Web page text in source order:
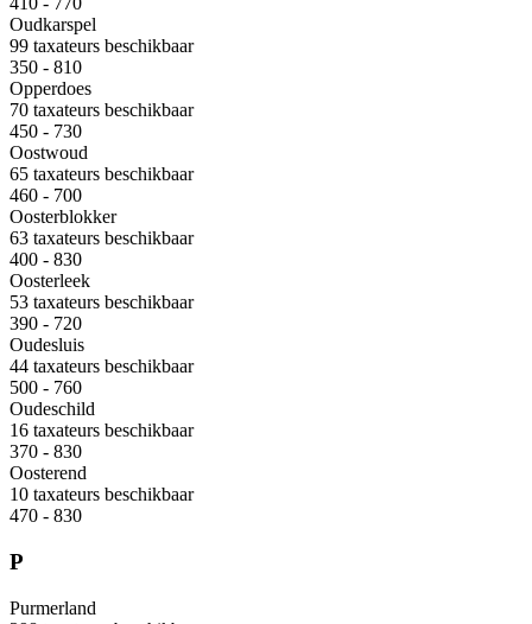
Oudkarspel
99 taxateurs beschikbaar
350 - 810
Opperdoes
70 taxateurs beschikbaar
450 - 730
Oostwoud
65 taxateurs beschikbaar
460 - 700
Oosterblokker
63 taxateurs beschikbaar
400 - 830
Oosterleek
53 taxateurs beschikbaar
390 - 720
Oudesluis
44 taxateurs beschikbaar
500 - 760
Oudeschild
16 taxateurs beschikbaar
370 - 830
Oosterend
10 taxateurs beschikbaar
470 - 830
P
Purmerland